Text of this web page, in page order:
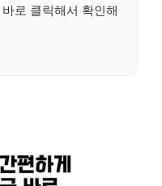
로 클릭해서 확인해